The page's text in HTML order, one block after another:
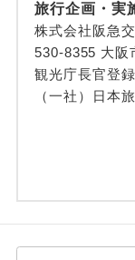
旅行企画・実
株式会社阪急
530-8355 大阪
観光庁長官登
（一社）日本